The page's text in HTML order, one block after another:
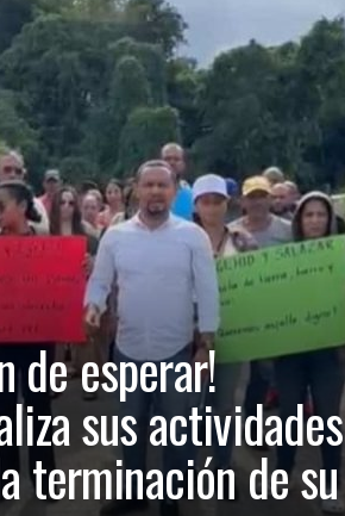
de esperar!
sus actividades
terminación de su